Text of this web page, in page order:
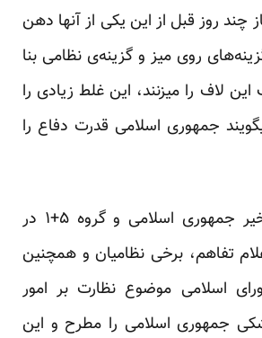
چند روز قبل از این یکی از آنها دهن
روی میز و گزینه‌ی نظامی بنا
لاف را میزنند، این غلط زیادی را
جمهوری اسلامی قدرت دفاع را
پس از مذاکرات اخیر جمهوری اسلامی و گروه ۵+۱ در
تفاهم، برخی نظامیان و همچنین
اسلامی موضوع نظارت بر امور
جمهوری اسلامی را مطرح و این